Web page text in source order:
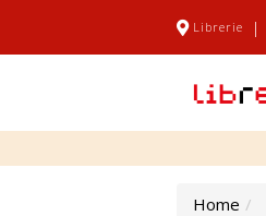
Librerie |
Home